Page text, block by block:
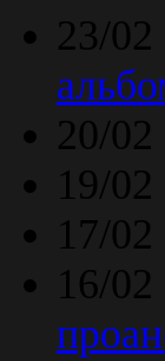
23/02
20/02
19/02
17/02
16/02